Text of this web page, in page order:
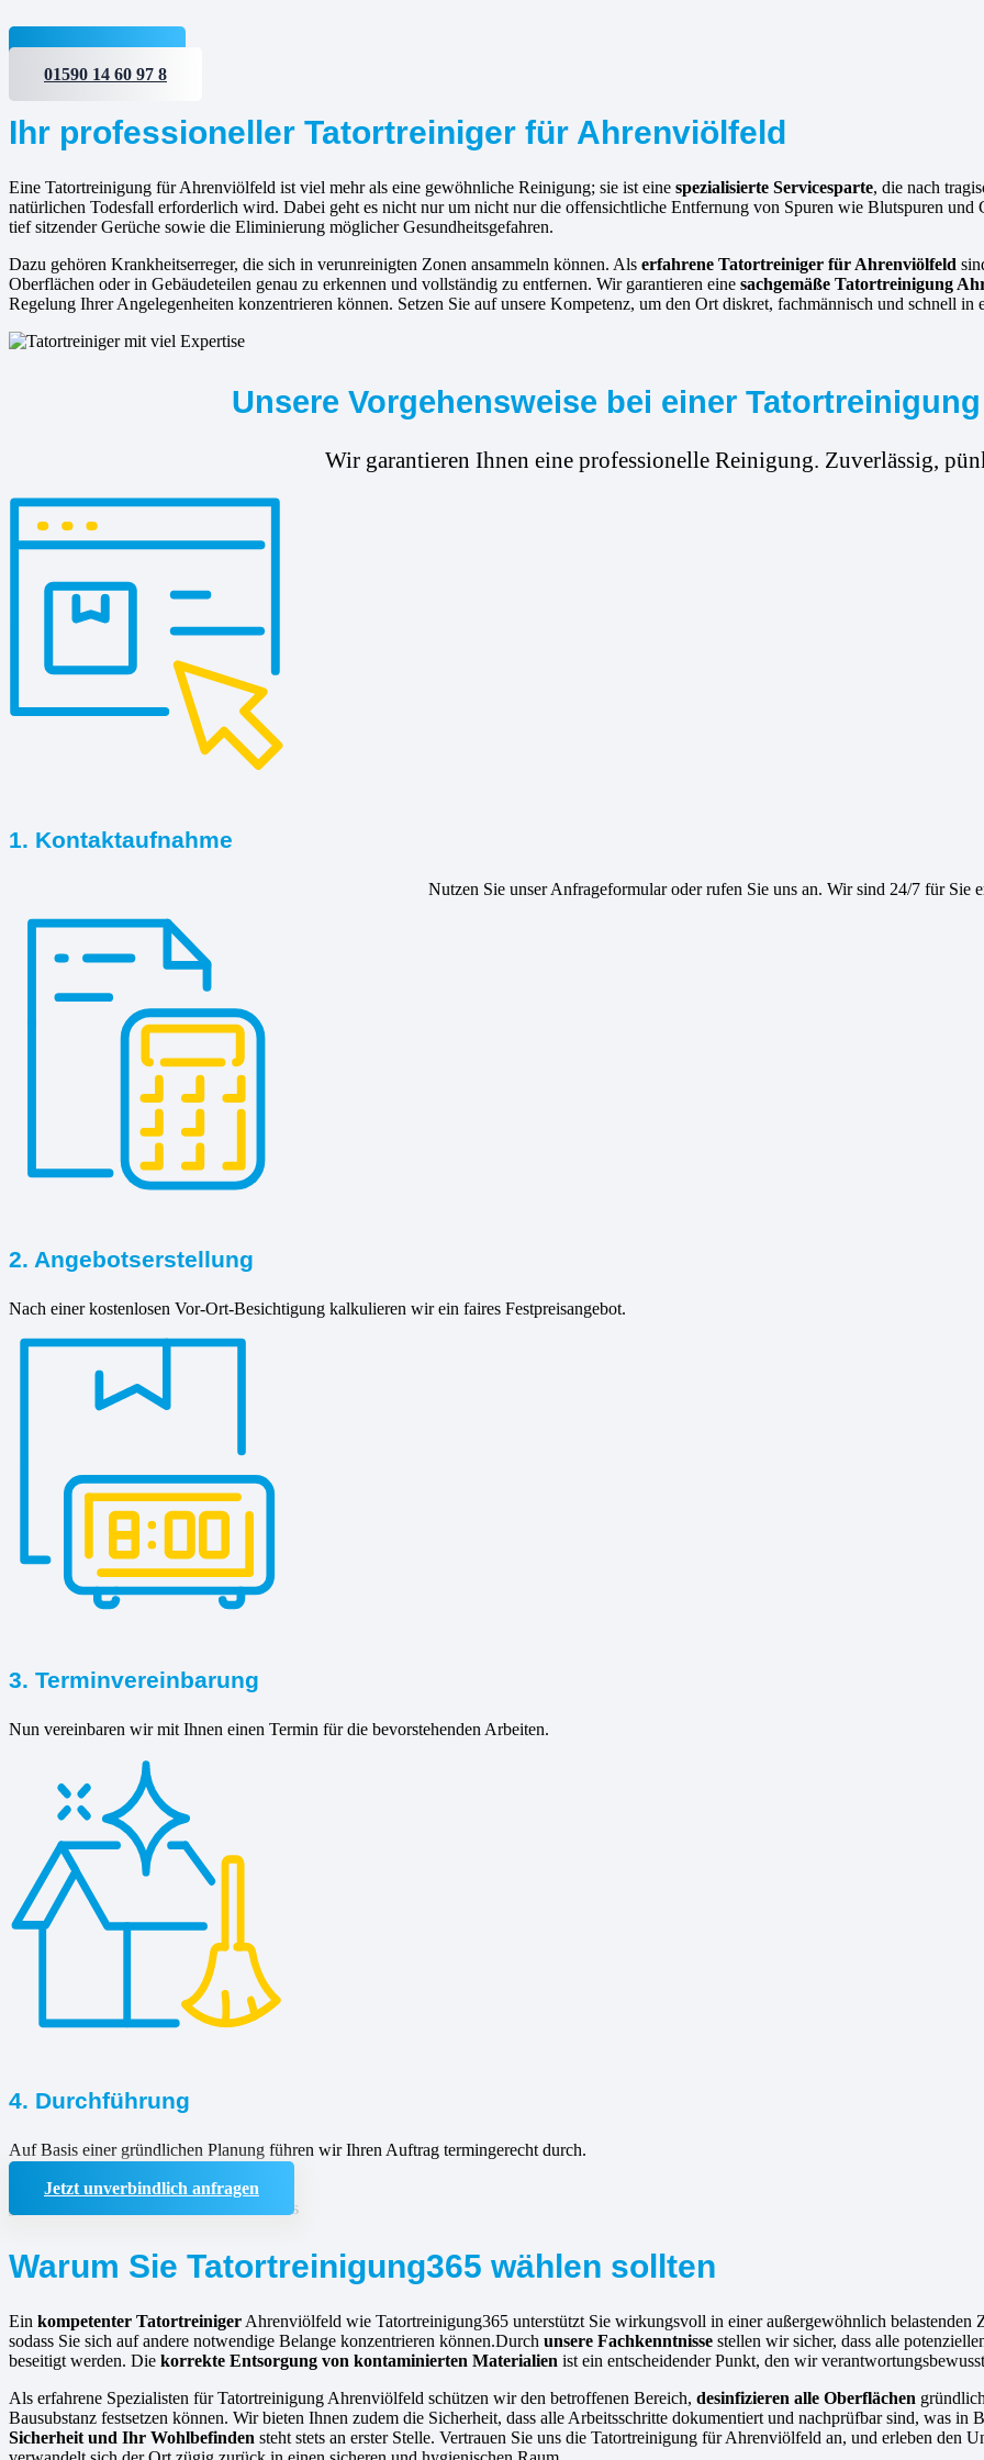
Jetzt anfragen
01590 14 60 97 8
Ihr professioneller Tatortreiniger für Ahrenviölfeld
Eine Tatortreinigung für Ahrenviölfeld ist viel mehr als eine gewöhnliche Reinigung; sie ist eine spezialisierte Servicesparte, die nach
natürlichen Todesfall erforderlich wird. Dabei geht es nicht nur um nicht nur die offensichtliche Entfernung von Spuren wie Blutspuren und
tief sitzender Gerüche sowie die Eliminierung möglicher Gesundheitsgefahren.
Dazu gehören Krankheitserreger, die sich in verunreinigten Zonen ansammeln können. Als erfahrene Tatortreiniger für Ahrenviölfeld
Oberflächen oder in Gebäudeteilen genau zu erkennen und vollständig zu entfernen. Wir garantieren eine sachgemäße Tatortreinigung
Regelung Ihrer Angelegenheiten konzentrieren können. Setzen Sie auf unsere Kompetenz, um den Ort diskret, fachmännisch und schnell in
Unsere Vorgehensweise bei einer
Wir garantieren Ihnen eine professionelle Reinigung. Zuverlässig,
1. Kontaktaufnahme
Nutzen Sie unser Anfrageformular oder rufen Sie uns an. Wir sind 24/7 für Sie
2. Angebotserstellung
Nach einer kostenlosen Vor-Ort-Besichtigung kalkulieren wir ein faires Festpreisangebot.
3. Terminvereinbarung
Nun vereinbaren wir mit Ihnen einen Termin für die bevorstehenden Arbeiten.
4. Durchführung
Auf Basis einer gründlichen Planung führen wir Ihren Auftrag termingerecht durch.
Jetzt unverbindlich anfragen
Warum Sie Tatortreinigung365 wählen sollten
Ein kompetenter Tatortreiniger Ahrenviölfeld wie Tatortreinigung365 unterstützt Sie wirkungsvoll in einer außergewöhnlich belastenden
sodass Sie sich auf andere notwendige Belange konzentrieren können.Durch unsere Fachkenntnisse stellen wir sicher, dass alle
beseitigt werden. Die korrekte Entsorgung von kontaminierten Materialien ist ein entscheidender Punkt, den wir
Als erfahrene Spezialisten für Tatortreinigung Ahrenviölfeld schützen wir den betroffenen Bereich, desinfizieren alle Oberflächen
Bausubstanz festsetzen können. Wir bieten Ihnen zudem die Sicherheit, dass alle Arbeitsschritte dokumentiert und nachprüfbar sind, was
Sicherheit und Ihr Wohlbefinden steht stets an erster Stelle. Vertrauen Sie uns die Tatortreinigung für Ahrenviölfeld an, und erleben den